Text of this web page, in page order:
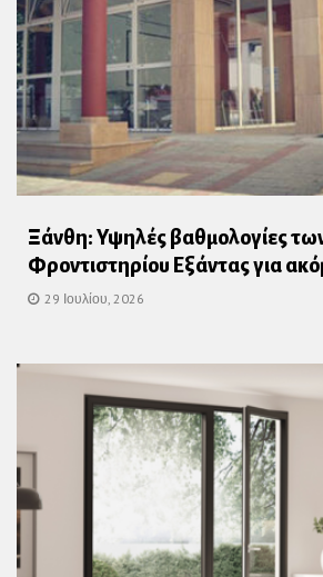
Ξάνθη: Υψηλές βαθμολογίες
Φροντιστηρίου Εξάντας για
29 Ιουλίου, 2026